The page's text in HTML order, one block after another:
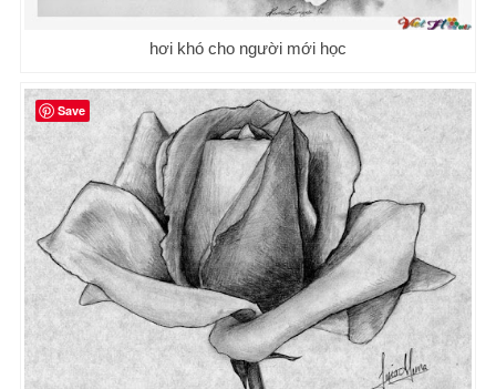
hơi khó cho người mới học
Save